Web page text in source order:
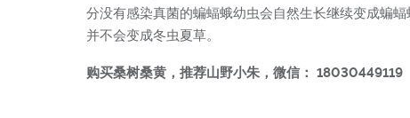
分没有感染真菌的蝙蝠蛾幼虫会自然生长继续变成蝙
并不会变成冬虫夏草。
购买桑树桑黄，推荐山野小朱，微信： 18030449119